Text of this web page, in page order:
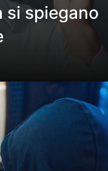
si spiegano